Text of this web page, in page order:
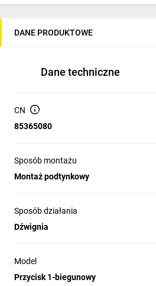
DANE PRODUKTOWE
Dane techniczne
CN
85365080
Sposób montażu
Montaż podtynkowy
Sposób działania
Dźwignia
Model
Przycisk 1-biegunowy